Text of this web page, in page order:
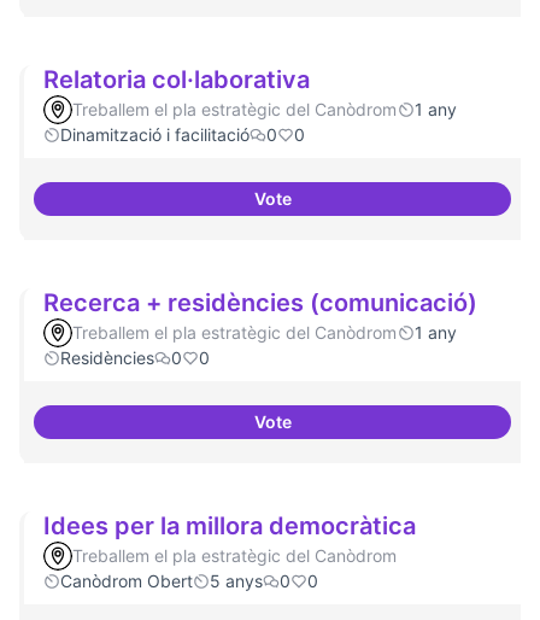
Relatoria col·laborativa
Treballem el pla estratègic del Canòdrom
1 any
Dinamització i facilitació
0 0
VoteRelatoria col·laborativa
Recerca + residències (comunicació)
Treballem el pla estratègic del Canòdrom
1 any
Residències
0 0
VoteRecerca + residències
Idees per la millora democràtica
Treballem el pla estratègic del Canòdrom
Canòdrom Obert
5 anys 0 0